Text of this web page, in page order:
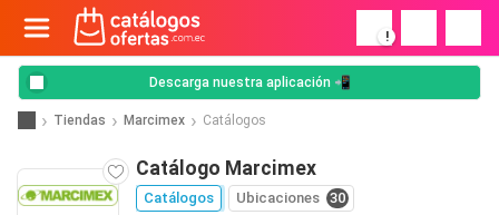
!
Descarga nuestra aplicación 📲
Tiendas Marcimex Catálogos
Catálogo Marcimex
Catálogos Ubicaciones 30